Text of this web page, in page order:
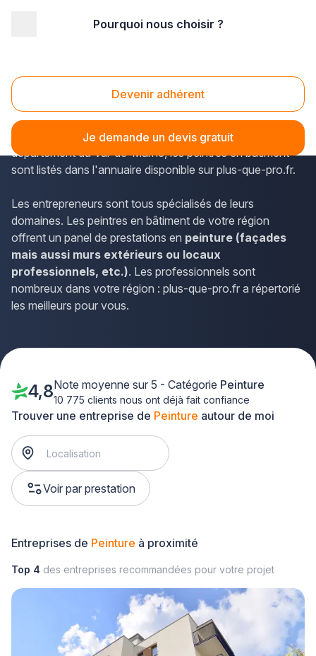
Pourquoi nous choisir ?
Devenir adhérent
Je demande un devis gratuit
Peinture Charenton-le-Pont (94220)
L'Île-de-France est un territoire animé où œuvrent de
nombreux spécialistes. À Charenton-le-Pont, dans le
département du Val-de-Marne, les peintres en bâtiment
sont listés dans l'annuaire disponible sur plus-que-pro.fr.
Les entrepreneurs sont tous spécialisés de leurs
domaines. Les peintres en bâtiment de votre région
offrent un panel de prestations en peinture (façades
mais aussi murs extérieurs ou locaux
professionnels, etc.). Les professionnels sont
nombreux dans votre région : plus-que-pro.fr a répertorié
les meilleurs pour vous.
Trouver une entreprise de Peinture autour de moi
Voir par prestation
4,8Note moyenne sur 5 - Catégorie Peinture
10 775 clients nous ont déjà fait confiance
Entreprises de Peinture à proximité
Top 4 des entreprises recommandées pour votre projet